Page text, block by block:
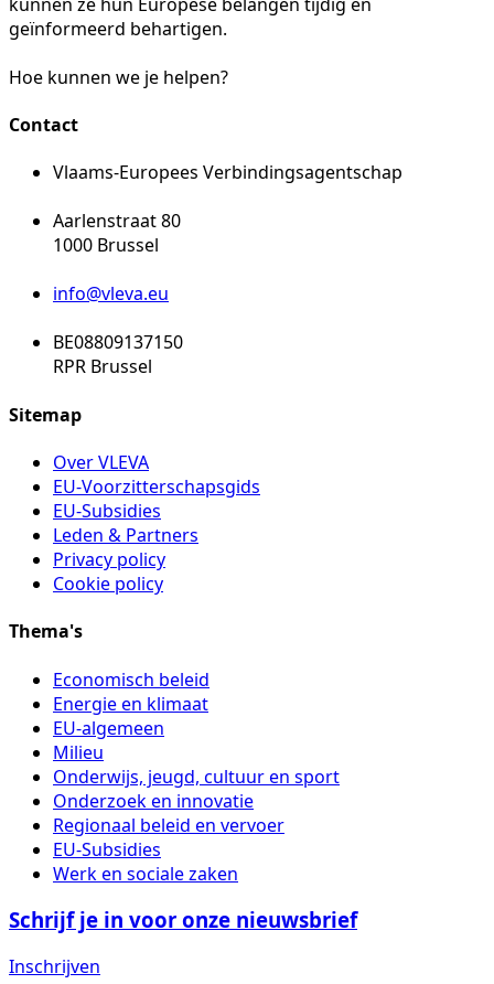
geïnformeerd behartigen.
Hoe kunnen we je helpen?
Contact
Vlaams-Europees Verbindingsagentschap
Aarlenstraat 80
1000 Brussel
info@vleva.eu
BE08809137150
RPR Brussel
Sitemap
Over VLEVA
EU-Voorzitterschapsgids
EU-Subsidies
Leden & Partners
Privacy policy
Cookie policy
Thema's
Economisch beleid
Energie en klimaat
EU-algemeen
Milieu
Onderwijs, jeugd, cultuur en sport
Onderzoek en innovatie
Regionaal beleid en vervoer
EU-Subsidies
Werk en sociale zaken
Schrijf je in voor onze nieuwsbrief
Inschrijven